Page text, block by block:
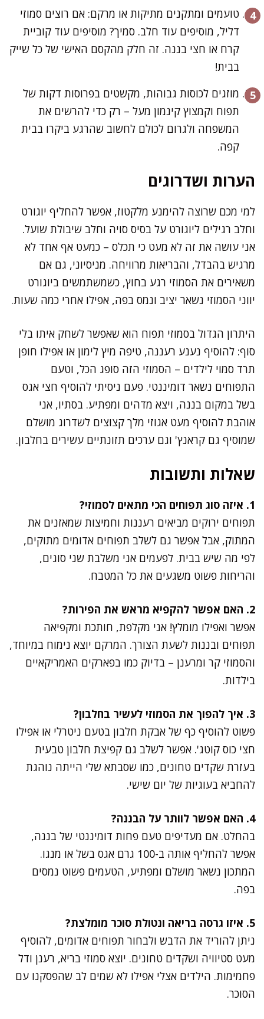
טועמים ומתקנים מתיקות או מרקם: אם רוצים סמוזי
דליל, מוסיפים עוד חלב. סמיך? מוסיפים עוד קוביית
קרח או חצי בננה. זה חלק מהקסם האישי של כל שייק
בבית!
מוזגים לכוסות גבוהות, מקשטים בפרוסות דקות של
תפוח וקמצוץ קינמון מעל – רק כדי להרשים את
המשפחה ולגרום לכולם לחשוב שהרגע ביקרו בבית
קפה.
הערות ושדרוגים
למי מכם שרוצה להימנע מלקטוז, אפשר להחליף יוגורט
וחלב רגילים ליוגורט על בסיס סויה וחלב שיבולת שועל.
אני עושה את זה לא מעט כי תכלס – כמעט אף אחד לא
מרגיש בהבדל, והבריאות מרוויחה. מניסיוני, גם אם
משאירים את הסמוזי רגע בחוץ, כשמשתמשים ביוגורט
יווני הסמוזי נשאר יציב ונמס בפה, אפילו אחרי כמה שעות.
היתרון הגדול בסמוזי תפוח הוא שאפשר לשחק איתו בלי
סוף: להוסיף נענע רעננה, טיפה מיץ לימון או אפילו חופן
תרד סמוי לילדים – הסמוזי הזה סופג הכל, וטעם
התפוחים נשאר דומיננטי. פעם ניסיתי להוסיף חצי אגס
בשל במקום בננה, ויצא מדהים ומפתיע. בסתיו, אני
אוהבת להוסיף מעט אגוזי מלך קצוצים לשדרוג מושלם
שמוסיף גם קראנץ' וגם ערכים תזונתיים עשירים בחלבון.
שאלות ותשובות
1. איזה סוג תפוחים הכי מתאים לסמוזי?
תפוחים ירוקים מביאים רעננות וחמיצות שמאזנים את
המתוק, אבל אפשר גם לשלב תפוחים אדומים מתוקים,
לפי מה שיש בבית. לפעמים אני משלבת שני סוגים,
והריחות פשוט משגעים את כל המטבח.
2. האם אפשר להקפיא מראש את הפירות?
אפשר ואפילו מומלץ! אני מקלפת, חותכת ומקפיאה
תפוחים ובננות לשעת הצורך. המרקם יוצא נימוח במיוחד,
והסמוזי קר ומרענן – בדיוק כמו בפארקים האמריקאיים
בילדות.
3. איך להפוך את הסמוזי לעשיר בחלבון?
פשוט להוסיף כף של אבקת חלבון בטעם ניטרלי או אפילו
חצי כוס קוטג'. אפשר לשלב גם קפיצת חלבון טבעית
בעזרת שקדים טחונים, כמו שסבתא שלי הייתה נוהגת
להחביא בעוגיות של יום שישי.
4. האם אפשר לוותר על הבננה?
בהחלט. אם מעדיפים טעם פחות דומיננטי של בננה,
אפשר להחליף אותה ב-100 גרם אגס בשל או מנגו.
המתכון נשאר מושלם ומפתיע, הטעמים פשוט נמסים
בפה.
5. איזו גרסה בריאה ונטולת סוכר מומלצת?
ניתן להוריד את הדבש ולבחור תפוחים אדומים, להוסיף
מעט סטיוויה ושקדים טחונים. יוצא סמוזי בריא, רענן ודל
פחמימות. הילדים אצלי אפילו לא שמים לב שהפסקנו עם
הסוכר.